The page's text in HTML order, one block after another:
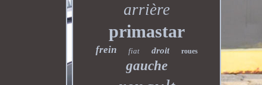
arrière
primastar
frein fiat droit roues
gauche